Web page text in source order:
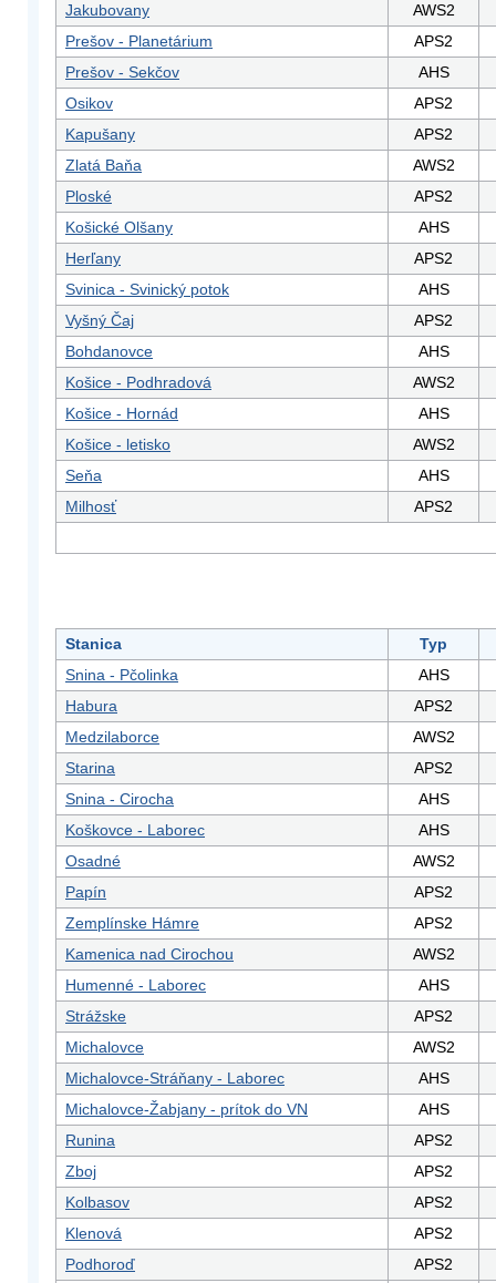
Jakubovany
AWS2
Prešov - Planetárium
APS2
Prešov - Sekčov
AHS
Osikov
APS2
Kapušany
APS2
Zlatá Baňa
AWS2
Ploské
APS2
Košické Olšany
AHS
Herľany
APS2
Svinica - Svinický potok
AHS
Vyšný Čaj
APS2
Bohdanovce
AHS
Košice - Podhradová
AWS2
Košice - Hornád
AHS
Košice - letisko
AWS2
Seňa
AHS
Milhosť
APS2
Stanica
Typ
Snina - Pčolinka
AHS
Habura
APS2
Medzilaborce
AWS2
Starina
APS2
Snina - Cirocha
AHS
Koškovce - Laborec
AHS
Osadné
AWS2
Papín
APS2
Zemplínske Hámre
APS2
Kamenica nad Cirochou
AWS2
Humenné - Laborec
AHS
Strážske
APS2
Michalovce
AWS2
Michalovce-Stráňany - Laborec
AHS
Michalovce-Žabjany - prítok do VN
AHS
Runina
APS2
Zboj
APS2
Kolbasov
APS2
Klenová
APS2
Podhoroď
APS2